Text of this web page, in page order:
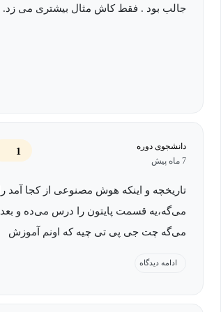
جالب بود . فقط کاش مثال بیشتری می زد.
دانشجوی دوره
7 ماه پیش
1
تاریخچه و اینکه هوش مصنوعی از کجا آمد را
می‌گه،یه قسمت پایتون را درس می‌ده و بعد
می‌گه چت جی پی تی چیه که اونم آموزش
ادامه دیدگاه